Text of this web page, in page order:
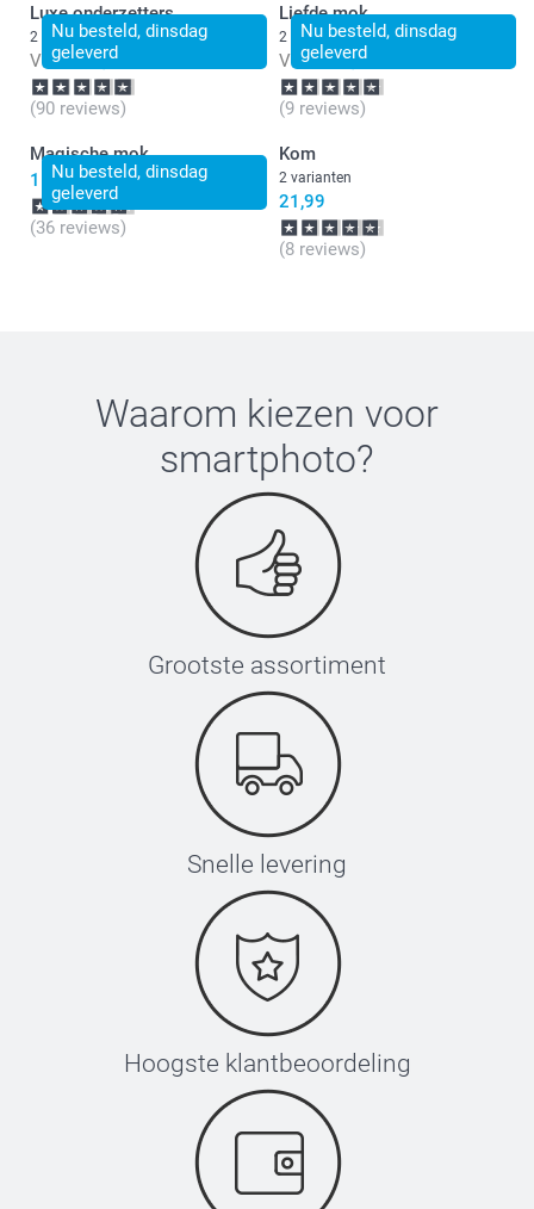
Nu besteld, dinsdag
geleverd
Luxe onderzetters
2 varianten
Vanaf 24,99
(90 reviews)
Nu besteld, dinsdag
geleverd
Liefde mok
2 varianten
Vanaf 14,99
(9 reviews)
Nu besteld, dinsdag
geleverd
Magische mok
15,99
(36 reviews)
Kom
2 varianten
21,99
(8 reviews)
Waarom kiezen voor
smartphoto?
Grootste assortiment
Snelle levering
Hoogste klantbeoordeling